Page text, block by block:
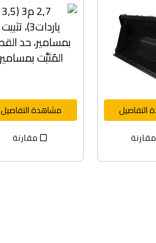
التفاصيل
مقارنة
مشاهدة التفاصيل
مقارنة